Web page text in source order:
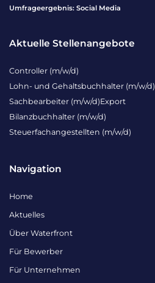
Umfrageergebnis: Social Media
Aktuelle Stellenangebote
Controller (m/w/d)
Lohn- und Gehaltsbuchhalter (m/w/d)
Sachbearbeiter (m/w/d)Export
Bilanzbuchhalter (m/w/d)
Steuerfachangestellten (m/w/d)
Navigation
Home
Aktuelles
Über Waterfront
Für Bewerber
Für Unternehmen